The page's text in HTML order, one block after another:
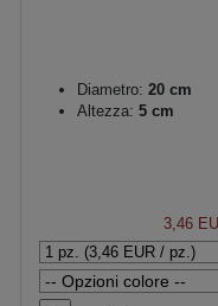
Diametro: 20 cm
Altezza: 5 cm
3,46